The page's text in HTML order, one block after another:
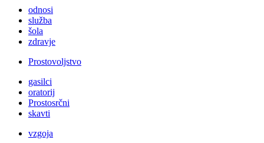
odnosi
služba
šola
zdravje
Prostovoljstvo
gasilci
oratorij
Prostosrčni
skavti
vzgoja